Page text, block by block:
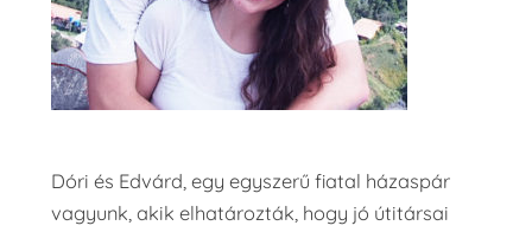
Dóri és Edvárd, egy egyszerű fiatal házaspár
vagyunk, akik elhatározták, hogy jó útitársai